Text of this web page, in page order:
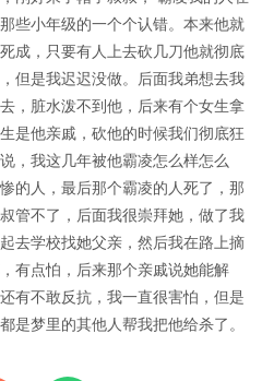
些小年级的一个个认错。本来他就
成，只要有人上去砍几刀他就彻底
但是我迟迟没做。后面我弟想去我
，脏水泼不到他，后来有个女生拿
是他亲戚，砍他的时候我们彻底狂
，我这几年被他霸凌怎么样怎么
的人，最后那个霸凌的人死了，那
管不了，后面我很崇拜她，做了我
去学校找她父亲，然后我在路上摘
有点怕，后来那个亲戚说她能解
有不敢反抗，我一直很害怕，但是
是梦里的其他人帮我把他给杀了。